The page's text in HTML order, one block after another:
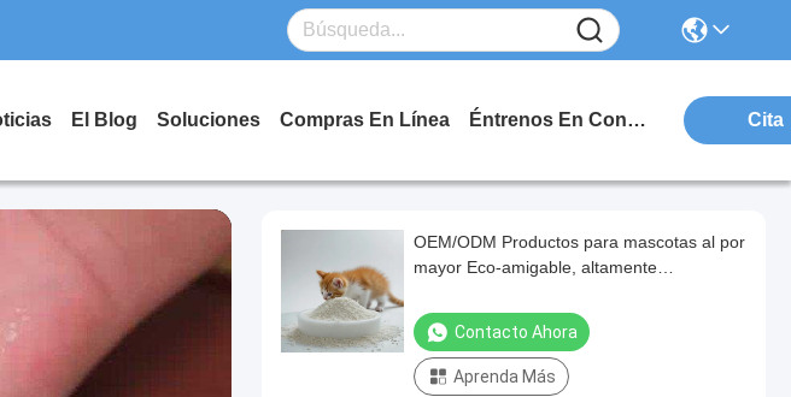
El Blog Soluciones Compras En Línea Éntrenos En Contacto Con Cita
OEM/ODM Productos para mascotas al por
mayor Eco-amigable, altamente
Contacto Ahora
Aprenda Más